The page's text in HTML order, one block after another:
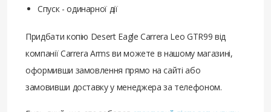
Спуск - одинарної дії
Придбати копію Desert Eagle Carrera Leo GTR99 від
компанії Carrera Arms ви можете в нашому магазині,
оформивши замовлення прямо на сайті або
замовивши доставку у менеджера за телефоном.